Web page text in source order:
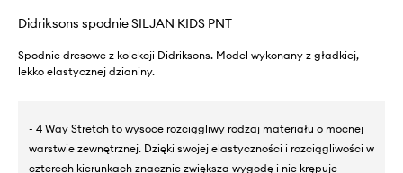
Didriksons spodnie SILJAN KIDS PNT
Spodnie dresowe z kolekcji Didriksons. Model wykonany z gładkiej,
lekko elastycznej dzianiny.
- 4 Way Stretch to wysoce rozciągliwy rodzaj materiału o mocnej
warstwie zewnętrznej. Dzięki swojej elastyczności i rozciągliwości w
czterech kierunkach znacznie zwiększa wygodę i nie krępuje